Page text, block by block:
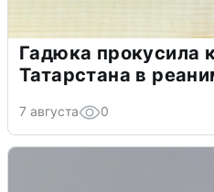
Гадюка прокусила
Татарстана в
7 августа 0